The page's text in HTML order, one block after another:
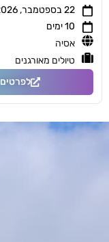
22 בספטמבר, 2026
10 ימים
אסיה
טיולים מאורגנים
לפרטים